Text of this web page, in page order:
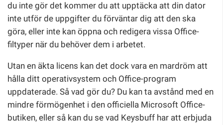
du inte gör det kommer du att upptäcka att din dator
inte utför de uppgifter du förväntar dig att den ska
göra, eller inte kan öppna och redigera vissa Office-
filtyper när du behöver dem i arbetet.
Utan en äkta licens kan det dock vara en mardröm att
hålla ditt operativsystem och Office-program
uppdaterade. Så vad gör du? Du kan ta avstånd med en
mindre förmögenhet i den officiella Microsoft Office-
butiken, eller så kan du se vad Keysbuff har att erbjuda